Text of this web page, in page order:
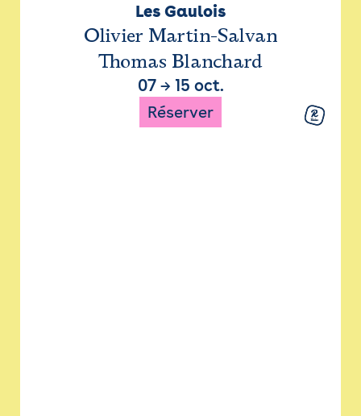
Les Gaulois
Olivier Martin-Salvan
Thomas Blanchard
07→ 15 oct.
Réserver